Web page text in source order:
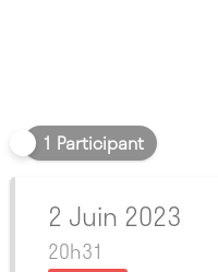
1 Participant
2 Juin 2023
20h31